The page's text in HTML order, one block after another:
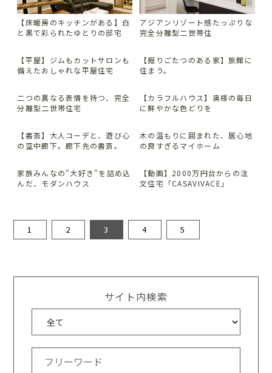
【床暖房のキッチンがある】白
と黒で彩られたゆとりの邸宅
アジアンリゾート感たっぷりな
完全分離型二世帯住
【平屋】ジムもカットサロンも
備えたおしゃれな平屋住宅
【掘りごたつのある家】旅館に
住まう。
二つの異なる表情を持つ、完全
分離型二世帯住宅
【カラフルハウス】奥様の毎日
に鮮やかな色どりを
【書斎】大人コーデと、遊び心
の空中廊下。廊下先の書斎。
木の温もりに囲まれた、居心地
の良すぎるマイホーム
家族みんなの"大好き"を詰め込
んだ、モダンハウス
【動画】2000万円台からの注
文住宅「CASAVIVACE」
1 2 3 4 5
サイト内検索